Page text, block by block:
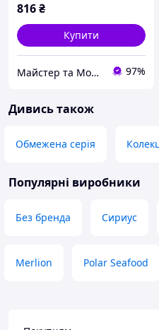
816₴
Купити
Майстер та Модниця 97%
Дивись також
Обмежена серія
Популярні виробники
Без бренда Сириус
Merlion Polar Seafood